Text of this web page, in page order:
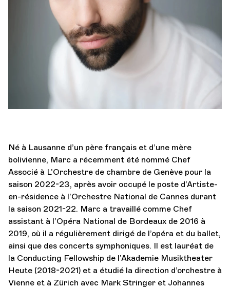
Né à Lausanne d’un père français et d’une mère
bolivienne, Marc a récemment été nommé Chef
Associé à L’Orchestre de chambre de Genève pour la
saison 2022-23, après avoir occupé le poste d’Artiste-
en-résidence à l’Orchestre National de Cannes durant
la saison 2021-22. Marc a travaillé comme Chef
assistant à l’Opéra National de Bordeaux de 2016 à
2019, où il a régulièrement dirigé de l’opéra et du ballet,
ainsi que des concerts symphoniques. Il est lauréat de
la Conducting Fellowship de l’Akademie Musiktheater
Heute (2018-2021) et a étudié la direction d’orchestre à
Vienne et à Zürich avec Mark Stringer et Johannes
Orchestre et musiciens
L'OCG